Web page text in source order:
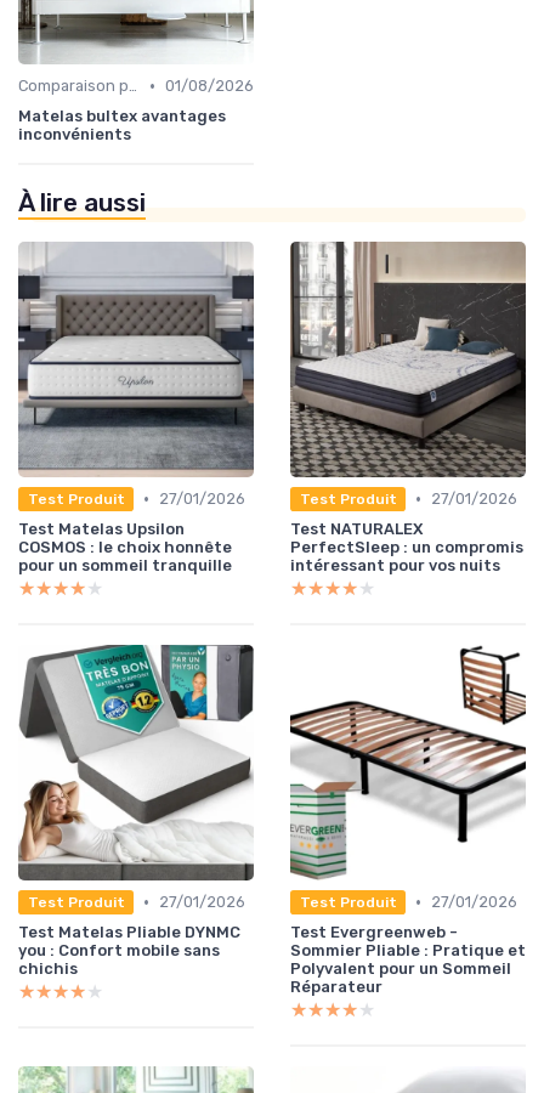
Comparaison par marque • 01/08/2026
Matelas bultex avantages
inconvénients
À lire aussi
Test Produit •
27/01/2026
Test Matelas Upsilon
COSMOS : le choix honnête
pour un sommeil tranquille
★★★★★
★★★★★
Test Produit •
27/01/2026
Test NATURALEX
PerfectSleep : un compromis
intéressant pour vos nuits
★★★★★
★★★★★
Test Produit •
27/01/2026
Test Matelas Pliable DYNMC
you : Confort mobile sans
chichis
★★★★★
★★★★★
Test Produit •
27/01/2026
Test Evergreenweb -
Sommier Pliable : Pratique et
Polyvalent pour un Sommeil
Réparateur
★★★★★
★★★★★